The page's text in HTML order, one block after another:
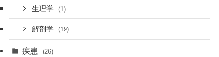
生理学 (1)
解剖学 (19)
疾患 (26)